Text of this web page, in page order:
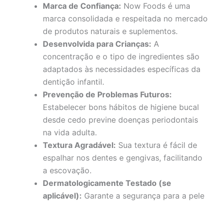
Marca de Confiança: Now Foods é uma
marca consolidada e respeitada no mercado
de produtos naturais e suplementos.
Desenvolvida para Crianças: A
concentração e o tipo de ingredientes são
adaptados às necessidades específicas da
dentição infantil.
Prevenção de Problemas Futuros:
Estabelecer bons hábitos de higiene bucal
desde cedo previne doenças periodontais
na vida adulta.
Textura Agradável: Sua textura é fácil de
espalhar nos dentes e gengivas, facilitando
a escovação.
Dermatologicamente Testado (se
aplicável): Garante a segurança para a pele